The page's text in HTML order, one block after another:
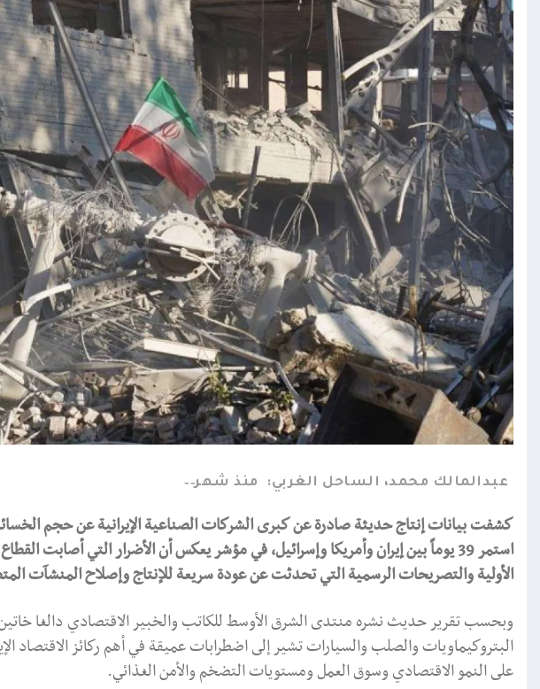
عبدالمالك محمد، الساحل الغربي: منذ شهر
كشفت بيانات إنتاج حديثة صادرة عن كبرى الشركات الصناعية الإيرانية عن حجم
استمر 39 يوماً بين إيران وأمريكا وإسرائيل، في مؤشر يعكس أن الأضرار التي أصابت
الأولية والتصريحات الرسمية التي تحدثت عن عودة سريعة للإنتاج وإصلاح المنشآت
وبحسب تقرير حديث نشره منتدى الشرق الأوسط للكاتب والخبير الاقتصادي دالغا خاتين
البتروكيماويات والصلب والسيارات تشير إلى اضطرابات عميقة في أهم ركائز الاقتصاد
على النمو الاقتصادي وسوق العمل ومستويات التضخم والأمن الغذائي.